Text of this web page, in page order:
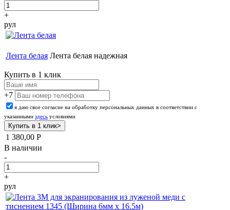
+
рул
Лента белая Лента белая надежная
Купить в 1 клик
+7
я даю свое согласие на обработку персональных данных в соответствии с
указанными здесь условиями
1 380,00 Р
В наличии
-
+
рул